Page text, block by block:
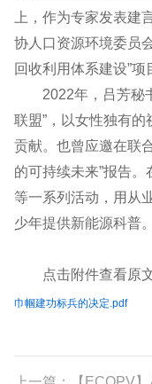
上，作为专家发表建
协人口资源环境委员
回收利用体系建设”项
2022年，吕芳秘书
联盟”，以女性独有
贡献。也曾应邀在联
的可持续未来”报告
等一系列活动，用从
少年提供新能源科普。
点击附件查看原
巾帼建功标兵的决定.pdf